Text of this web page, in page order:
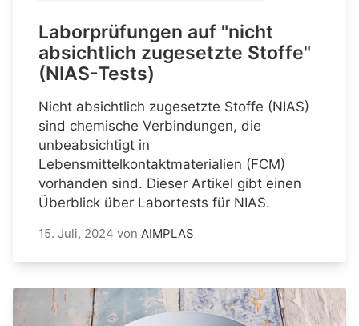
Laborprüfungen auf "nicht
absichtlich zugesetzte Stoffe"
(NIAS-Tests)
Nicht absichtlich zugesetzte Stoffe (NIAS)
sind chemische Verbindungen, die
unbeabsichtigt in
Lebensmittelkontaktmaterialien (FCM)
vorhanden sind. Dieser Artikel gibt einen
Überblick über Labortests für NIAS.
15. Juli, 2024 von AIMPLAS